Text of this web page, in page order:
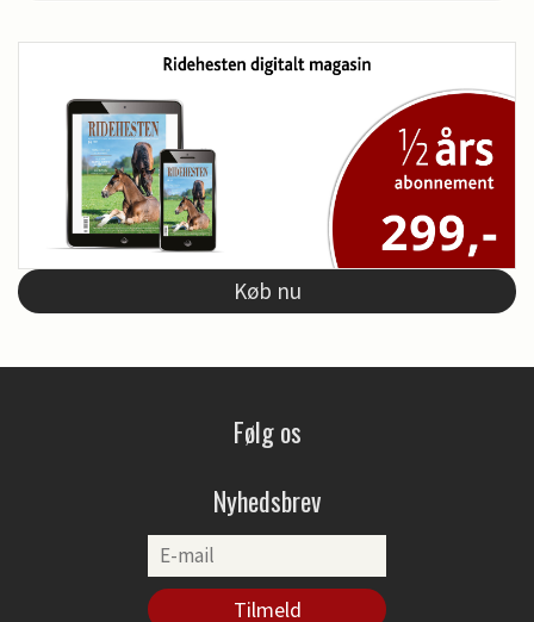
Køb nu
Følg os
Nyhedsbrev